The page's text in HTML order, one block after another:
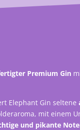
Premium Gin
Elephant Gin seltene
mit einem
und pikante